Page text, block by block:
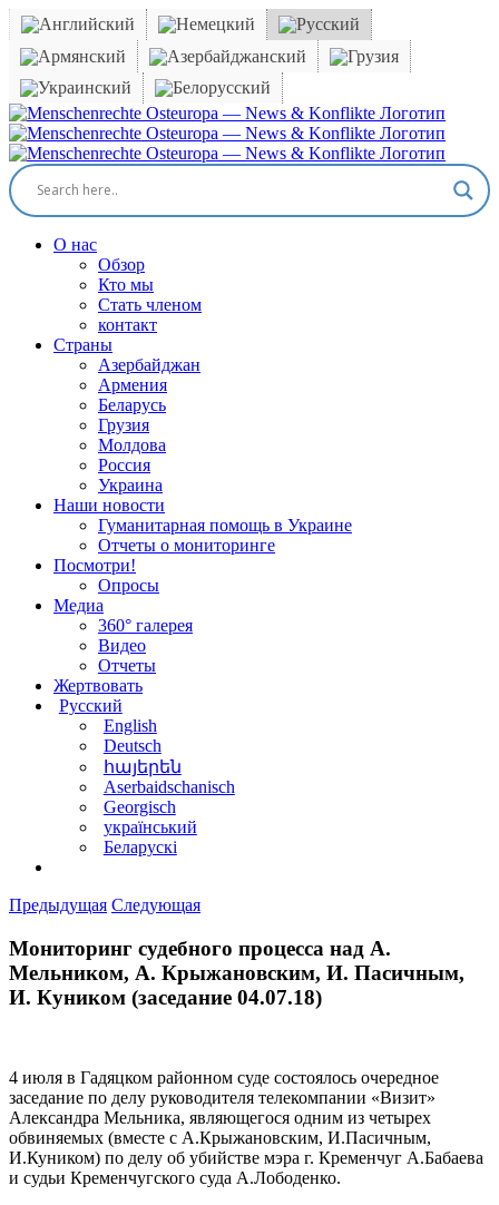
Skip
to
content
Facebook
X
YouTube
Instagram
Email
О нас
Обзор
Кто мы
Стать членом
контакт
Cтраны
Азербайджан
Армения
Беларусь
Грузия
Молдова
Россия
Украина
Наши новости
Гуманитарная помощь в Украине
Отчеты о мониторинге
Посмотри!
Опросы
Медиа
360° галерея
Видео
Отчеты
Жертвовать
Русский
English
Deutsch
հայերեն
Aserbaidschanisch
Georgisch
український
Беларускі
Предыдущая Следующая
Мониторинг судебного процесса над А.
Мельником, А. Крыжановским, И. Пасичным,
И. Куником (заседание 04.07.18)
4 июля в Гадяцком районном суде состоялось очередное
заседание по делу руководителя телекомпании «Визит»
Александра Мельника, являющегося одним из четырех
обвиняемых (вместе с А.Крыжановским, И.Пасичным,
И.Куником) по делу об убийстве мэра г. Кременчуг А.Бабаева
и судьи Кременчугского суда А.Лободенко.